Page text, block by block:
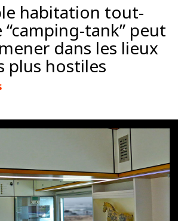
habitation tout-
tank” peut
dans les lieux
plus hostiles